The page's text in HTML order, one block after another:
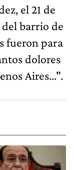
el 21 de
barrio de
fueron para
dolores
Aires...".